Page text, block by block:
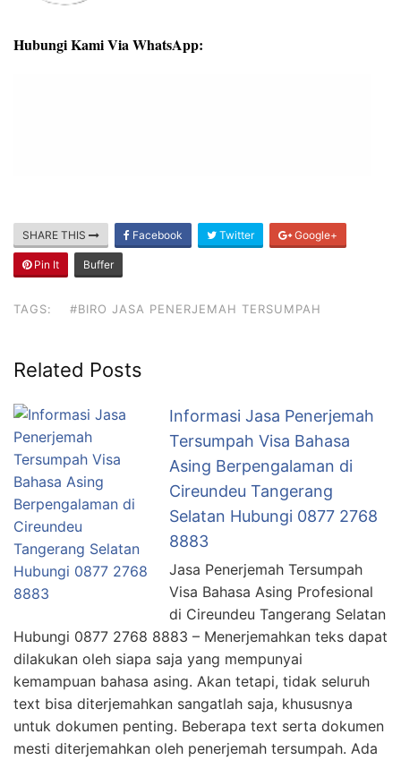
Hubungi Kami Via WhatsApp:
SHARE THIS Facebook Twitter Google+
Pin It Buffer
TAGS: #BIRO JASA PENERJEMAH TERSUMPAH
Related Posts
Informasi Jasa Penerjemah
Tersumpah Visa Bahasa
Asing Berpengalaman di
Cireundeu Tangerang
Selatan Hubungi 0877 2768
8883
Jasa Penerjemah Tersumpah
Visa Bahasa Asing Profesional
di Cireundeu Tangerang Selatan
Hubungi 0877 2768 8883 – Menerjemahkan teks dapat
dilakukan oleh siapa saja yang mempunyai
kemampuan bahasa asing. Akan tetapi, tidak seluruh
text bisa diterjemahkan sangatlah saja, khususnya
untuk dokumen penting. Beberapa text serta dokumen
mesti diterjemahkan oleh penerjemah tersumpah. Ada